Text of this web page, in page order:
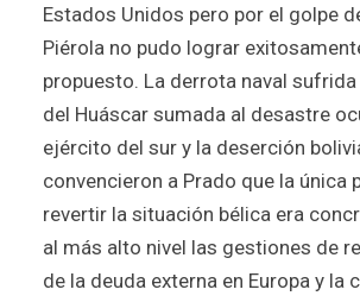
Estados Unidos pero por el golpe
Piérola no pudo lograr
propuesto. La derrota naval
del Huáscar sumada al desastre
ejército del sur y la deserción
convencieron a Prado que la única
revertir la situación bélica era
al más alto nivel las gestiones de
de la deuda externa en Europa y la